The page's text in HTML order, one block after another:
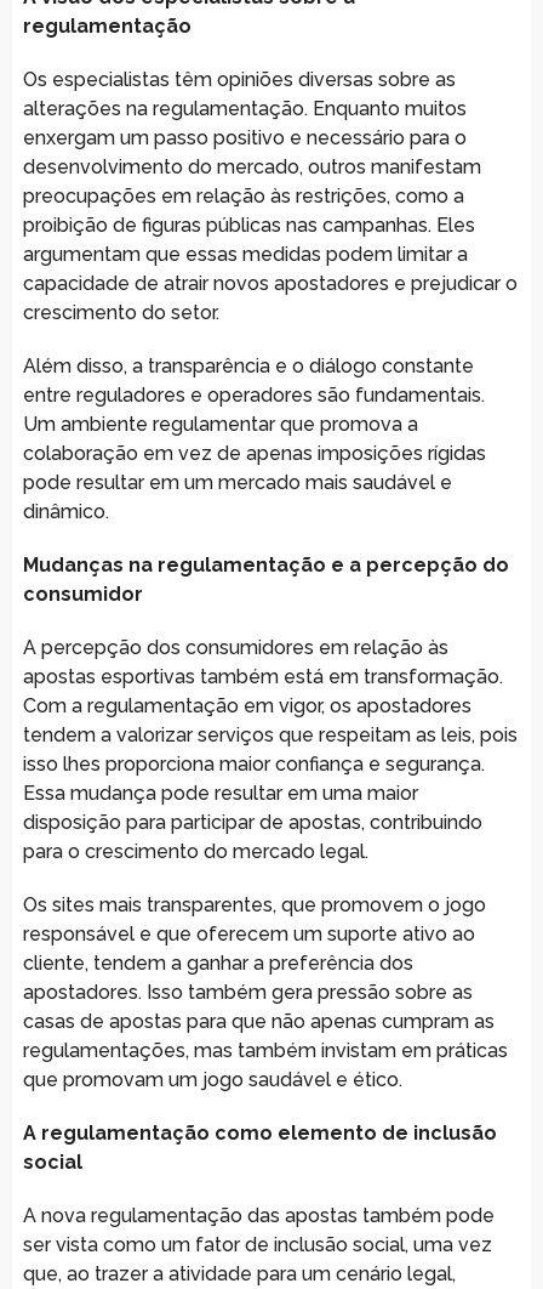
regulamentação
Os especialistas têm opiniões diversas sobre as
alterações na regulamentação. Enquanto muitos
enxergam um passo positivo e necessário para o
desenvolvimento do mercado, outros manifestam
preocupações em relação às restrições, como a
proibição de figuras públicas nas campanhas. Eles
argumentam que essas medidas podem limitar a
capacidade de atrair novos apostadores e prejudicar o
crescimento do setor.
Além disso, a transparência e o diálogo constante
entre reguladores e operadores são fundamentais.
Um ambiente regulamentar que promova a
colaboração em vez de apenas imposições rígidas
pode resultar em um mercado mais saudável e
dinâmico.
Mudanças na regulamentação e a percepção do
consumidor
A percepção dos consumidores em relação às
apostas esportivas também está em transformação.
Com a regulamentação em vigor, os apostadores
tendem a valorizar serviços que respeitam as leis, pois
isso lhes proporciona maior confiança e segurança.
Essa mudança pode resultar em uma maior
disposição para participar de apostas, contribuindo
para o crescimento do mercado legal.
Os sites mais transparentes, que promovem o jogo
responsável e que oferecem um suporte ativo ao
cliente, tendem a ganhar a preferência dos
apostadores. Isso também gera pressão sobre as
casas de apostas para que não apenas cumpram as
regulamentações, mas também invistam em práticas
que promovam um jogo saudável e ético.
A regulamentação como elemento de inclusão
social
A nova regulamentação das apostas também pode
ser vista como um fator de inclusão social, uma vez
que, ao trazer a atividade para um cenário legal,